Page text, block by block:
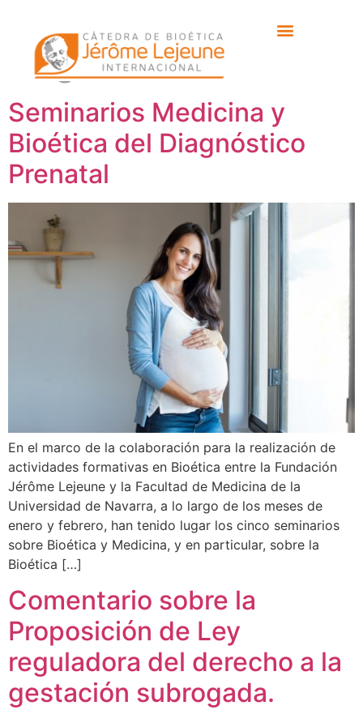
Etiqueta: aborto
eugenésico
Seminarios Medicina y
Bioética del Diagnóstico
Prenatal
En el marco de la colaboración para la realización de
actividades formativas en Bioética entre la Fundación
Jérôme Lejeune y la Facultad de Medicina de la
Universidad de Navarra, a lo largo de los meses de
enero y febrero, han tenido lugar los cinco seminarios
sobre Bioética y Medicina, y en particular, sobre la
Bioética […]
Comentario sobre la
Proposición de Ley
reguladora del derecho a la
gestación subrogada.